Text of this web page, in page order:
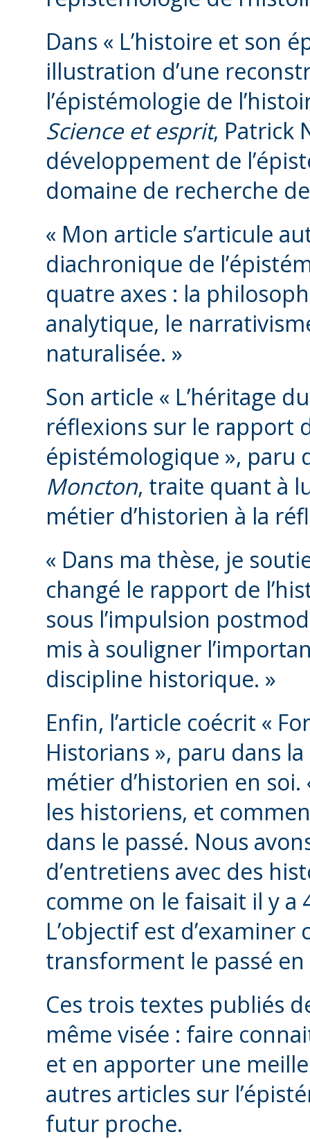
Dans « L’histoire et son
illustration d’une
l’épistémologie de
Science et esprit, Patrick
développement de
domaine de recherche
« Mon article s’articule
diachronique de
quatre axes : la
analytique, le
naturalisée. »
Son article « L’héritage
réflexions sur le rapport
épistémologique », paru
Moncton, traite quant à
métier d’historien à la
« Dans ma thèse, je
changé le rapport de
sous l’impulsion
mis à souligner
discipline historique. »
Enfin, l’article coécrit «
Historians », paru dans
métier d’historien en
les historiens, et
dans le passé. Nous
d’entretiens avec des
comme on le faisait il y a
L’objectif est
transforment le passé
Ces trois textes publiés
même visée : faire
et en apporter une
autres articles sur
futur proche.